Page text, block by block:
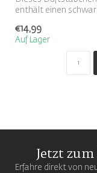
enthält einen
dem Du...
€14,99
Auf Lager
Jetzt
Erfahre direkt von